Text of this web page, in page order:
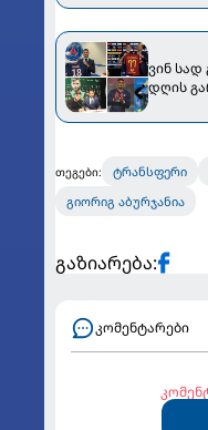
ვინ
დღის
თეგები: ტრანსფერი
გიორიგ აბურჯანია
გაზიარება:
კომენტარები